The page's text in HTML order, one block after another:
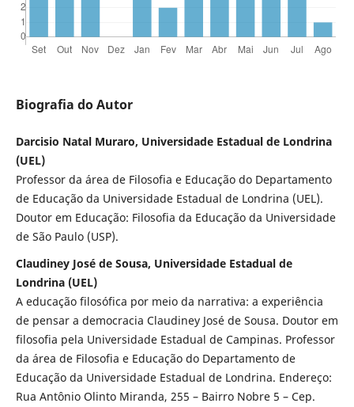
Biografia do Autor
Darcisio Natal Muraro, Universidade Estadual de Londrina
(UEL)
Professor da área de Filosofia e Educação do Departamento
de Educação da Universidade Estadual de Londrina (UEL).
Doutor em Educação: Filosofia da Educação da Universidade
de São Paulo (USP).
Claudiney José de Sousa, Universidade Estadual de
Londrina (UEL)
A educação filosófica por meio da narrativa: a experiência
de pensar a democracia Claudiney José de Sousa. Doutor em
filosofia pela Universidade Estadual de Campinas. Professor
da área de Filosofia e Educação do Departamento de
Educação da Universidade Estadual de Londrina. Endereço:
Rua Antônio Olinto Miranda, 255 – Bairro Nobre 5 – Cep.